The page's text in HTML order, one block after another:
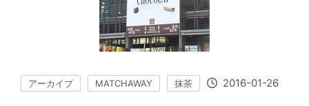
アーカイブ MATCHAWAY 抹茶 2016-01-26